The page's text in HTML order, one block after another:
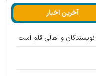
آخرین اخبار
و اهالی قلم است